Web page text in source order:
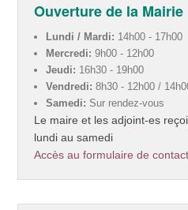
Ouverture de la Mairie
Lundi / Mardi: 14h00 - 17h00
Mercredi: 9h00 - 12h00
Jeudi: 16h30 - 19h00
Vendredi: 8h30 - 12h00 /
Samedi: Sur rendez-vous
Le maire et les adjoint-es
lundi au samedi
Accès au formulaire de contact